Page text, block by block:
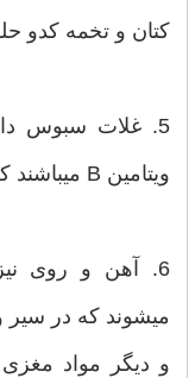
کتان و تخمه کدو
5. غلات سبوس
ویتامین B میباشند که برای بیمار مفید است.
6. آهن و روی
میشوند که در سیر
و دیگر مواد